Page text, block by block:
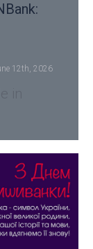
12th, 2026